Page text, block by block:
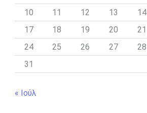
10
11 12 13 14
17
18 19 20 21
24
25 26 27 28
31
« Ιούλ